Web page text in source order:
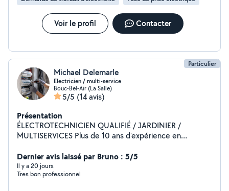
un travail soigné, sécurisé et conforme aux normes en
vigueur. Devis gratuit et personnalisé
Voir le profil Contacter
Particulier
Michael Delemarle
Electricien / multi-service
Bouc-Bel-Air (La Salle)
5/5 (14 avis)
Présentation
ÉLECTROTECHNICIEN QUALIFIÉ / JARDINIER /
MULTISERVICES Plus de 10 ans d'expérience en
mets aujourd'hui mon expertise au service des
particuliers . Travail soigné Intervention rapide Conseils
personnalisés. Tarifs compétitifs ÉLECTRICITÉ -
Dernier avis laissé par Bruno : 5/5
Il y a 20 jours
Tres bon professionnel